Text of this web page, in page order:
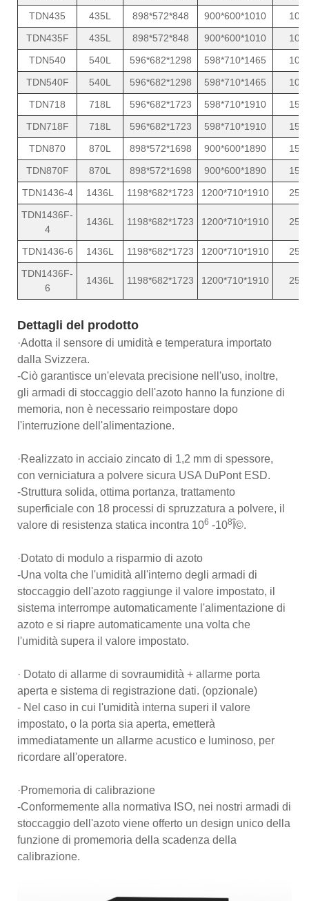
TDN435
435L 898*572*848 900*600*1010
10
TDN435F
435L 898*572*848 900*600*1010
10
TDN540
540L 596*682*1298 598*710*1465
10
TDN540F
540L 596*682*1298 598*710*1465
10
TDN718
718L 596*682*1723 598*710*1910
15
TDN718F
718L 596*682*1723 598*710*1910
15
TDN870
870L 898*572*1698 900*600*1890
15
TDN870F
870L 898*572*1698 900*600*1890
15
TDN1436-4
1436L 1198*682*1723 1200*710*1910
25
TDN1436F-
4
1436L 1198*682*1723 1200*710*1910 25
TDN1436-6 1436L 1198*682*1723 1200*710*1910
25
TDN1436F-
6
1436L 1198*682*1723 1200*710*1910 25
Dettagli del prodotto
·Adotta il sensore di umidità e temperatura importato
dalla Svizzera.
-Ciò garantisce un'elevata precisione nell'uso, inoltre,
gli armadi di stoccaggio dell'azoto hanno la funzione di
memoria, non è necessario reimpostare dopo
l'interruzione dell'alimentazione.
·Realizzato in acciaio zincato di 1,2 mm di spessore,
con verniciatura a polvere sicura USA DuPont ESD.
-Struttura solida, ottima portanza, trattamento
superficiale con 18 processi di spruzzatura a polvere, il
valore di resistenza statica incontra 106 -108 Î©.
·Dotato di modulo a risparmio di azoto
-Una volta che l'umidità all'interno degli armadi di
stoccaggio dell'azoto raggiunge il valore impostato, il
sistema interrompe automaticamente l'alimentazione di
azoto e si riapre automaticamente una volta che
l'umidità supera il valore impostato.
· Dotato di allarme di sovraumidità + allarme porta
aperta e sistema di registrazione dati. (opzionale)
- Nel caso in cui l'umidità interna superi il valore
impostato, o la porta sia aperta, emetterà
immediatamente un allarme acustico e luminoso, per
ricordare all'operatore.
·Promemoria di calibrazione
-Conformemente alla normativa ISO, nei nostri armadi di
stoccaggio dell'azoto viene offerto un design unico della
funzione di promemoria della scadenza della
calibrazione.